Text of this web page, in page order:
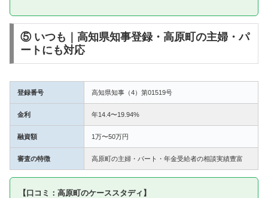
⑤ いつも｜高知県知事登録・高原町の主婦・パ
ートにも対応
登録番号 高知県知事（4）第01519号
金利 年14.4〜19.94%
融資額 1万〜50万円
審査の特徴 高原町の主婦・パート・年金受給者の相談実績豊富
【口コミ：高原町のケーススタディ】